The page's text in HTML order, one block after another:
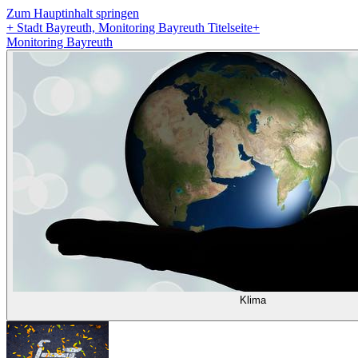
Zum Hauptinhalt springen
+ Stadt Bayreuth, Monitoring Bayreuth Titelseite+
Monitoring Bayreuth
Klima